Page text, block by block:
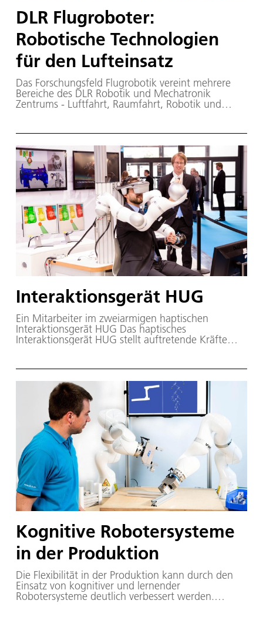
DLR Flugroboter:
Robotische Technologien
für den Lufteinsatz
Das Forschungsfeld Flugrobotik vereint mehrere
Bereiche des DLR Robotik und Mechatronik
Zentrums - Luftfahrt, Raumfahrt, Robotik und
autonome, fliegende Plattformen. Das Spektrum
unsere Arbeit reicht von Regelung und
Sensordatenverarbeitung bis zur Missionsplanung
und -ausführung.
Interaktionsgerät HUG
Ein Mitarbeiter im zweiarmigen haptischen
Interaktionsgerät HUG Das haptisches
Interaktionsgerät HUG stellt auftretende Kräfte
Telemanipulation und der Interaktion mit
komplexen virtuellen Welten, insbesondere bei der
Telerobotik mit SpaceJustin, bei
Montagesimulationen in der virtuellen Welt, bei
der Rehabilitation und beim Training von
Astronauten und Mechanikern.
Kognitive Robotersysteme
in der Produktion
Die Flexibilität in der Produktion kann durch den
Einsatz von kognitiver und lernender
Robotersysteme deutlich verbessert werden.